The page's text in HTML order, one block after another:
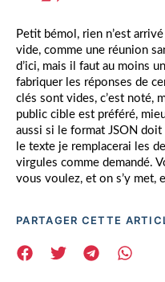
Petit bémol, rien n’est
vide, comme une réunion
d’ici, mais il faut au moins
fabriquer les réponses de
clés sont vides, c’est noté,
public cible est préféré,
aussi si le format JSON
le texte je remplacerai les
virgules comme demandé.
vous voulez, et on s’y met,
PARTAGER CETTE